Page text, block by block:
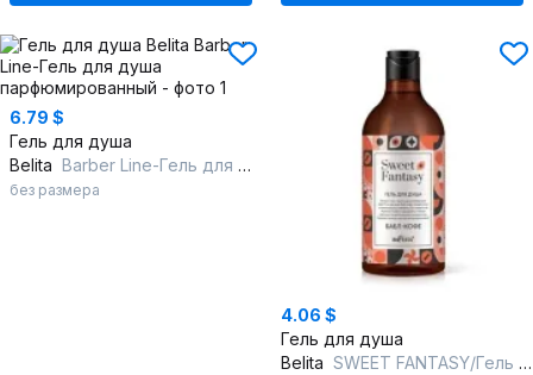
6.79 $
Гель для душа
Belita Barber Line-Гель для душа парфюмированный
без размера
4.06 $
Гель для душа
Belita SWEET FANTASY/Гель для душа "Бабл-кофе"